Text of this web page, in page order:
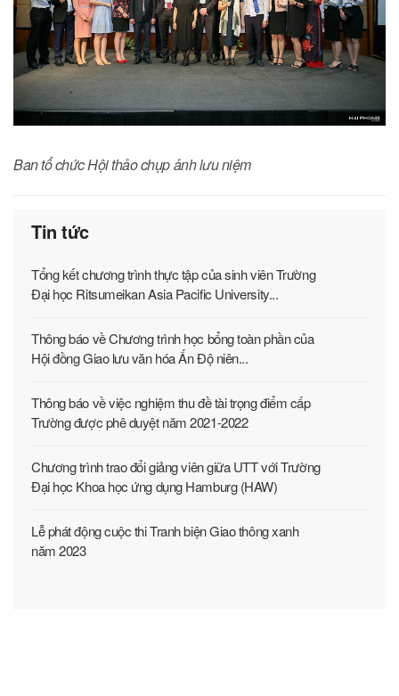
Ban tổ chức Hội thảo chụp ảnh lưu niệm
Tin tức
Tổng kết chương trình thực tập của sinh viên Trường
Đại học Ritsumeikan Asia Pacific University...
Thông báo về Chương trình học bổng toàn phần của
Hội đồng Giao lưu văn hóa Ấn Độ niên...
Thông báo về việc nghiệm thu đề tài trọng điểm cấp
Trường được phê duyệt năm 2021-2022
Chương trình trao đổi giảng viên giữa UTT với Trường
Đại học Khoa học ứng dụng Hamburg (HAW)
Lễ phát động cuộc thi Tranh biện Giao thông xanh
năm 2023